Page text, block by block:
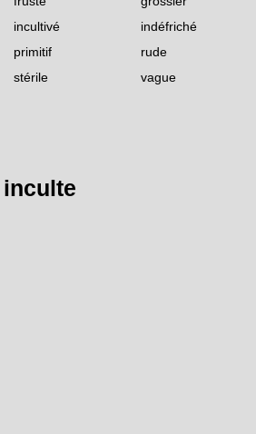
incultivé indéfriché
primitif rude
stérile vague
inculte